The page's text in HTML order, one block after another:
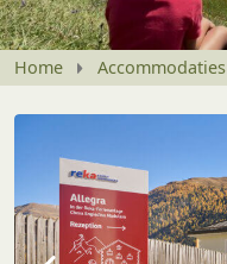
Home Accommodaties